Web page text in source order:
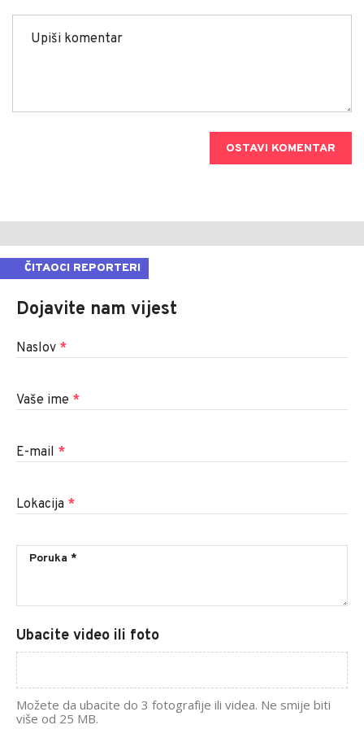
OSTAVI KOMENTAR
ČITAOCI REPORTERI
Dojavite nam vijest
Naslov *
Vaše ime *
E-mail *
Lokacija *
Ubacite video ili foto
Možete da ubacite do 3 fotografije ili videa. Ne smije biti
više od 25 MB.